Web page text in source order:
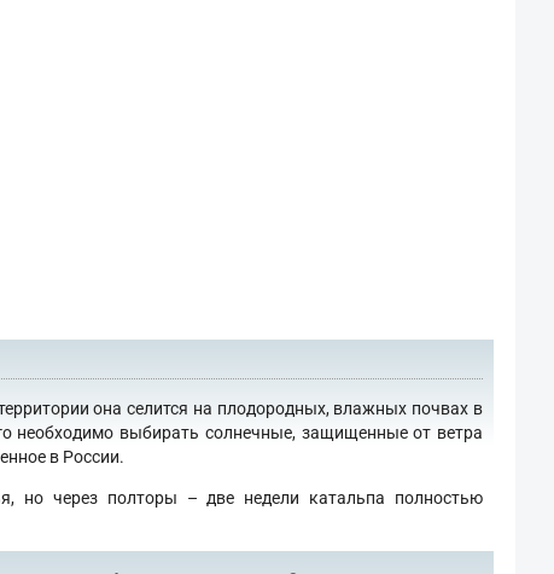
она селится на плодородных, влажных почвах в
необходимо выбирать солнечные, защищенные от ветра
в России.
но через полторы – две недели катальпа полностью